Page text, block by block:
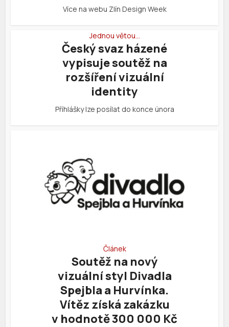
Více na webu Zlín Design Week
Jednou větou…
Český svaz házené
vypisuje soutěž na
rozšíření vizuální
identity
Příhlášky lze posílat do konce února
Článek
Soutěž na nový
vizuální styl Divadla
Spejbla a Hurvínka.
Vítěz získá zakázku
v hodnotě 300 000 Kč